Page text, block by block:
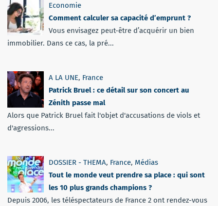
Economie
Comment calculer sa capacité d’emprunt ?
Vous envisagez peut-être d’acquérir un bien
immobilier. Dans ce cas, la pré...
A LA UNE, France
Patrick Bruel : ce détail sur son concert au
Zénith passe mal
Alors que Patrick Bruel fait l'objet d'accusations de viols et
d'agressions...
DOSSIER - THEMA, France, Médias
Tout le monde veut prendre sa place : qui sont
les 10 plus grands champions ?
Depuis 2006, les téléspectateurs de France 2 ont rendez-vous